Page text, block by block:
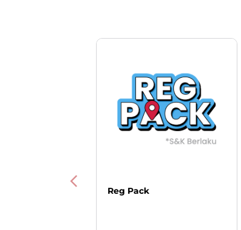
Reg Pack